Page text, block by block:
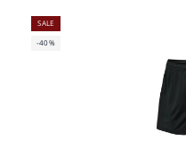
SALE
-40%